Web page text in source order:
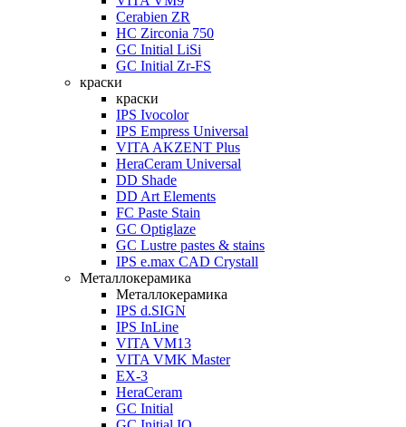
Cerabien ZR
HC Zirconia 750
GC Initial LiSi
GC Initial Zr-FS
краски
краски
IPS Ivocolor
IPS Empress Universal
VITA AKZENT Plus
HeraCeram Universal
DD Shade
DD Art Elements
FC Paste Stain
GC Optiglaze
GC Lustre pastes & stains
IPS e.max CAD Crystall
Металлокерамика
Металлокерамика
IPS d.SIGN
IPS InLine
VITA VM13
VITA VMK Master
EX-3
HeraCeram
GC Initial